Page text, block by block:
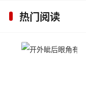
热门阅读